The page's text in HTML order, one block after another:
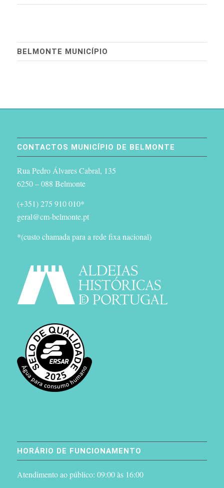
BELMONTE MUNICÍPIO
CONTACTOS MUNICÍPIO DE BELMONTE
Rua Pedro Álvares Cabral, 135
6250 – 088 Belmonte
(+351) 275 910 010*
geral@cm-belmonte.pt
*(custo chamada para a rede fixa nacional)
HORÁRIO DE FUNCIONAMENTO
Atendimento ao público: 09:00 às 16:00